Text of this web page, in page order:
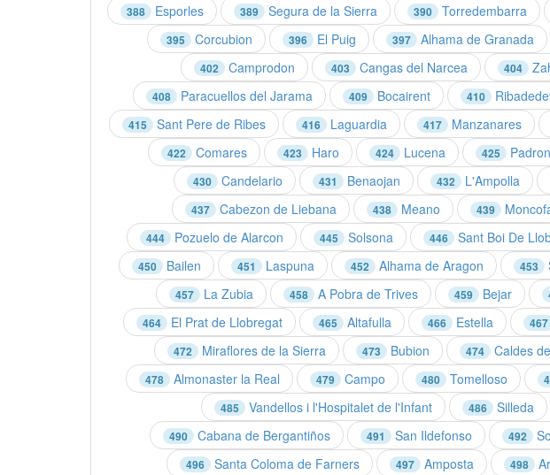
388 Esporles 389 Segura de la Sierra 390 Torredembarra
395 Corcubion 396 El Puig 397 Alhama de Granada
402 Camprodon 403 Cangas del Narcea 404
408 Paracuellos del Jarama 409 Bocairent 410
415 Sant Pere de Ribes 416 Laguardia 417 Manzanares
422 Comares 423 Haro 424 Lucena 425 Padron
430 Candelario 431 Benaojan 432 L'Ampolla
437 Cabezon de Liebana 438 Meano 439
444 Pozuelo de Alarcon 445 Solsona 446 Sant Boi De
450 Bailen 451 Laspuna 452 Alhama de Aragon 453
457 La Zubia 458 A Pobra de Trives 459 Bejar
464 El Prat de Llobregat 465 Altafulla 466 Estella 467
472 Miraflores de la Sierra 473 Bubion 474 Caldes
478 Almonaster la Real 479 Campo 480 Tomelloso
485 Vandellos i l'Hospitalet de l'Infant 486 Silleda
490 Cabana de Bergantiños 491 San Ildefonso 492
496 Santa Coloma de Farners 497 Amposta 498